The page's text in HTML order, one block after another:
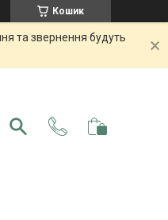
Кошик
та звернення будуть